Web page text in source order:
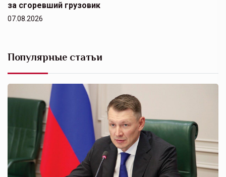
за сгоревший грузовик
07.08.2026
Популярные статьи